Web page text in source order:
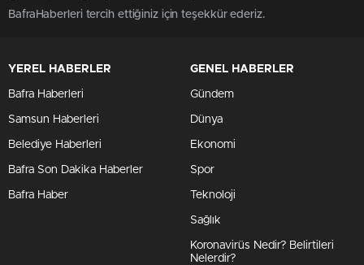
BafraHaberleri tercih ettiğiniz için teşekkür ederiz.
YEREL HABERLER
Bafra Haberleri
Samsun Haberleri
Belediye Haberleri
Bafra Son Dakika Haberler
Bafra Haber
GENEL HABERLER
Gündem
Dünya
Ekonomi
Spor
Teknoloji
Sağlık
Koronavirüs Nedir? Belirtileri
Nelerdir?